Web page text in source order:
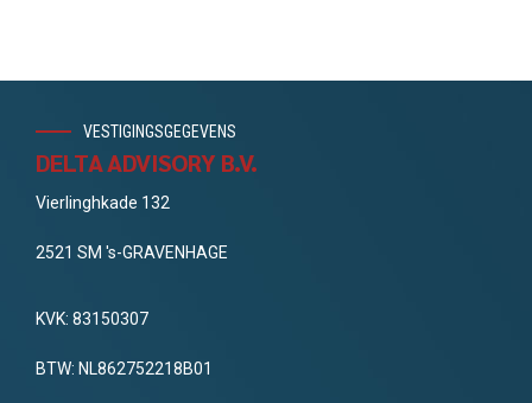
VESTIGINGSGEGEVENS
DELTA ADVISORY B.V.
Vierlinghkade 132
2521 SM 's-GRAVENHAGE
KVK: 83150307
BTW: NL862752218B01